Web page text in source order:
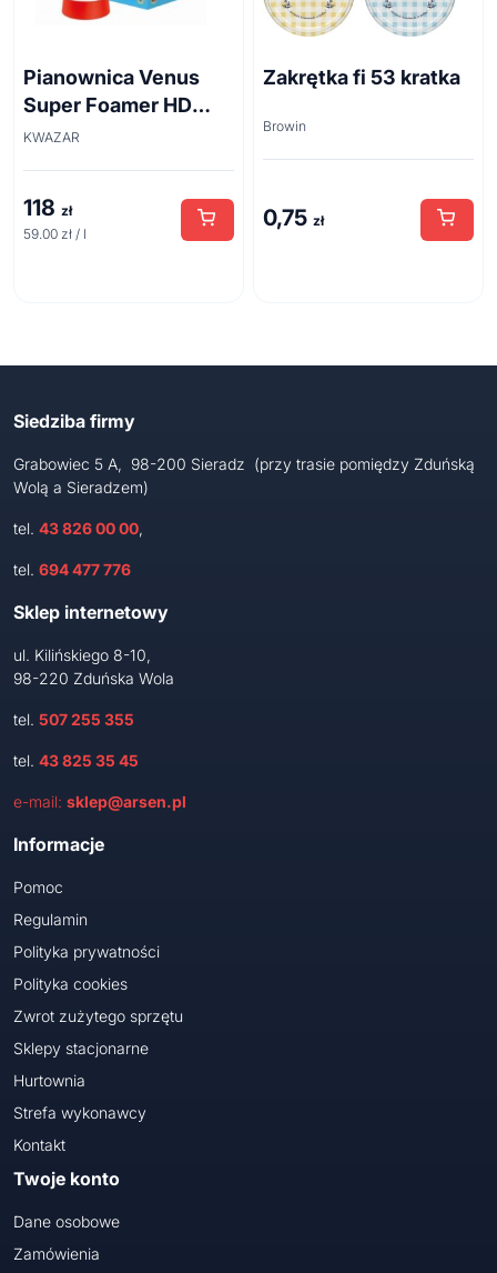
Pianownica Venus
Super Foamer HD
acid line 2L
KWAZAR
118 zł
59.00 zł / l
Zakrętka fi 53 kratka
Browin
0,75 zł
Siedziba firmy
Grabowiec 5 A, 98-200 Sieradz (przy trasie pomiędzy Zduńską
Wolą a Sieradzem)
tel. 43 826 00 00,
tel. 694 477 776
Sklep internetowy
ul. Kilińskiego 8-10,
98-220 Zduńska Wola
tel. 507 255 355
tel. 43 825 35 45
e-mail: sklep@arsen.pl
Informacje
Pomoc
Regulamin
Polityka prywatności
Polityka cookies
Zwrot zużytego sprzętu
Sklepy stacjonarne
Hurtownia
Strefa wykonawcy
Kontakt
Twoje konto
Dane osobowe
Zamówienia